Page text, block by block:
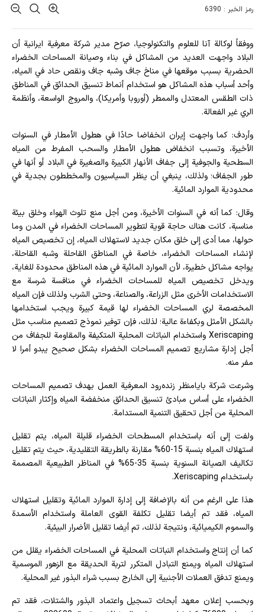
رمز الخبر : 6390
ووفقاً لوكالة آنا للعلوم والتكنولوجيا، صرّح مدير شركة معرفية ايرانية أن
البلاد واجهت العديد من المشاكل في بناء وصيانة المساحات الخضراء
الحضرية بسبب موقعها في مناخ جاف وشبه جاف ونقص حاد في المياه،
وأحد أسباب هذه المشاكل هو استخدام أنماط تنسيق الحدائق في المناطق
ذات الطقس المعتدل والممطر (أوروبا وأمريكا)، والمروج الواسعة، وأنظمة
الري غير الفعالة.
وأردف: كما واجهت إيران انخفاضا حادًا في هطول الأمطار في السنوات
الأخيرة، وتسبب انخفاض هطول الأمطار والسحب المفرط من المياه
السطحية والجوفية إلى جفاف الأنهار الكبيرة والصغيرة في البلاد أو أنها في
طور الجفاف؛ ولذلك، ينبغي أن ينظر السياسيون والمخططون بجدية في
محدودية الموارد المائية.
وقال: كما أنه في السنوات الأخيرة، ومن أجل منع تلوث الهواء وخلق بيئة
مناسبة، كانت هناك حاجة قوية لتطوير المساحات الخضراء في المدن وما
حولها، مما أدى إلى خلق مكان جديد لاستهلاك المياه، إن تخصيص المياه
لإنشاء المساحات الخضراء، خاصة في المناطق القاحلة وشبه القاحلة،
يواجه مشاكل خطيرة، لأن الموارد المائية في هذه المناطق محدودة للغاية،
ويدخل تخصيص المياه للمساحات الخضراء في منافسة شرسة مع
الاستخدامات الأخرى مثل الزراعة، والصناعة، وحتى الشرب ولذلك فإن المياه
المخصصة لري المساحات الخضراء لها قيمة كبيرة ويجب استخدامها
بالشكل الأمثل وبكفاءة عالية؛ لذلك، فإن توفير نموذج تصميم مناسب مثل
Xeriscaping واستخدام النباتات المحلية المتكيفة والمقاومة للجفاف من
أجل إدارة مشاريع تصميم المساحات الخضراء بشكل صحيح يبدو أمرا لا
مفر منه.
وشرعت شركة بايامنظر زنده‌رود المعرفية العمل بهدف تصميم المساحات
الخضراء على أساس مبادئ تنسيق الحدائق منخفضة المياه وإكثار النباتات
المحلية من أجل تحقيق التنمية المستدامة.
ولفت إلى أنه باستخدام المسطحات الخضراء قليلة المياه، يتم تقليل
استهلاك المياه بنسبة 15-60% مقارنة بالطريقة التقليدية، حيث يتم تقليل
تكاليف الصيانة السنوية بنسبة 35-65% في المناظر الطبيعية المصممة
باستخدام Xeriscaping.
هذا على الرغم من أنه بالإضافة إلى إدارة الموارد المائية وتقليل استهلاك
المياه، فقد تم أيضا تقليل تكلفة القوى العاملة واستخدام الأسمدة
والسموم الكيميائية، ونتيجة لذلك، تم أيضا تقليل الأضرار البيئية.
كما أن إنتاج واستخدام النباتات المحلية في المساحات الخضراء يقلل من
استهلاك المياه ويمنع التبادل المتكرر لتربة الحديقة مع الزهور الموسمية
ويمنع تدفق العملات الأجنبية إلى الخارج بسبب شراء البذور غير المحلية.
وبحسب إعلان معهد أبحاث تسجيل واعتماد البذور والشتلات، فقد تم